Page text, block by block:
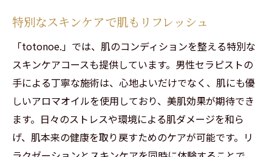
特別なスキンケアで肌もリフレッシュ
「totonoe.」では、肌のコンディションを整える特別な
スキンケアコースも提供しています。男性セラピストの
手による丁寧な施術は、心地よいだけでなく、肌にも優
しいアロマオイルを使用しており、美肌効果が期待でき
ます。日々のストレスや環境による肌ダメージを和ら
げ、肌本来の健康を取り戻すためのケアが可能です。リ